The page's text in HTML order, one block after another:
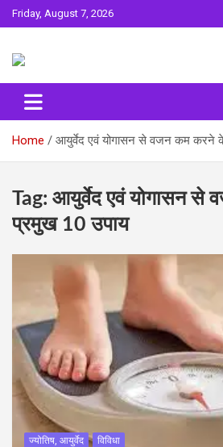
Skip
to
Friday, August 7, 2026
Surta
Home आयुर्वेद एवं योगासन से वजन कम करने
Tag: आयुर्वेद एवं योगासन
प्रमुख 10 उपाय
ज्योतिष, आयुर्वेद विविधा